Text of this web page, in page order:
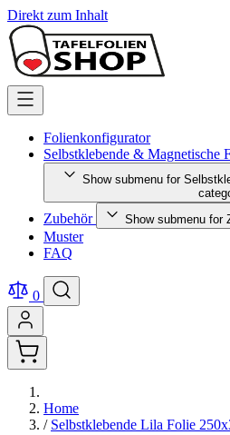
Direkt zum Inhalt
Folienkonfigurator
Selbstklebende & Magnetische
Show submenu for
Zubehör Show submenu for
Muster
FAQ
0
Home
/ Selbstklebende Lila Folie